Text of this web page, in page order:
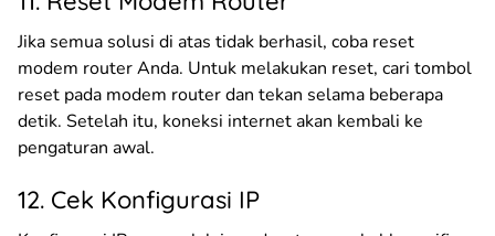
Jika semua solusi di atas tidak berhasil, coba reset
modem router Anda. Untuk melakukan reset, cari tombol
reset pada modem router dan tekan selama beberapa
detik. Setelah itu, koneksi internet akan kembali ke
pengaturan awal.
12. Cek Konfigurasi IP